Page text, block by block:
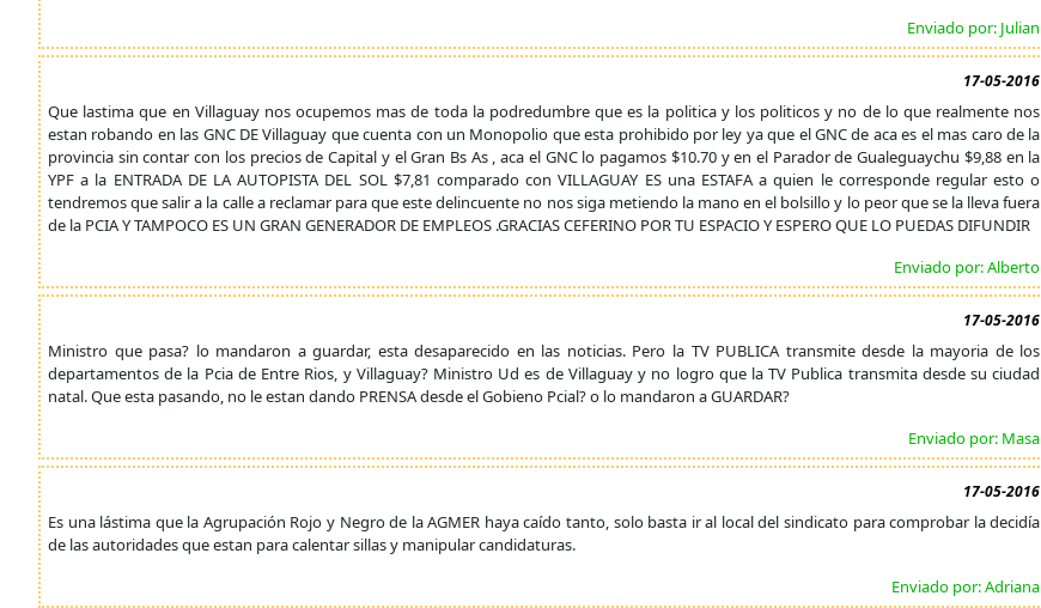
Enviado por: Julian
17-05-2016
Que lastima que en Villaguay nos ocupemos mas de toda la podredumbre que es la politica y los politicos y no de lo que realmente nos
estan robando en las GNC DE Villaguay que cuenta con un Monopolio que esta prohibido por ley ya que el GNC de aca es el mas caro de la
provincia sin contar con los precios de Capital y el Gran Bs As , aca el GNC lo pagamos $10.70 y en el Parador de Gualeguaychu $9,88 en la
YPF a la ENTRADA DE LA AUTOPISTA DEL SOL $7,81 comparado con VILLAGUAY ES una ESTAFA a quien le corresponde regular esto o
tendremos que salir a la calle a reclamar para que este delincuente no nos siga metiendo la mano en el bolsillo y lo peor que se la lleva fuera
de la PCIA Y TAMPOCO ES UN GRAN GENERADOR DE EMPLEOS .GRACIAS CEFERINO POR TU ESPACIO Y ESPERO QUE LO PUEDAS DIFUNDIR
Enviado por: Alberto
17-05-2016
Ministro que pasa? lo mandaron a guardar, esta desaparecido en las noticias. Pero la TV PUBLICA transmite desde la mayoria de los
departamentos de la Pcia de Entre Rios, y Villaguay? Ministro Ud es de Villaguay y no logro que la TV Publica transmita desde su ciudad
natal. Que esta pasando, no le estan dando PRENSA desde el Gobieno Pcial? o lo mandaron a GUARDAR?
Enviado por: Masa
17-05-2016
Es una lástima que la Agrupación Rojo y Negro de la AGMER haya caído tanto, solo basta ir al local del sindicato para comprobar la decidía
de las autoridades que estan para calentar sillas y manipular candidaturas.
Enviado por: Adriana